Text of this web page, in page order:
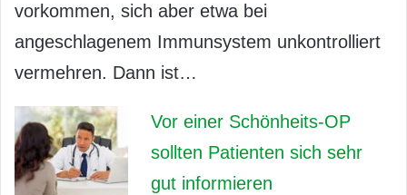
vorkommen, sich aber etwa bei
angeschlagenem Immunsystem unkontrolliert
vermehren. Dann ist…
Vor einer Schönheits-OP
sollten Patienten sich sehr
gut informieren